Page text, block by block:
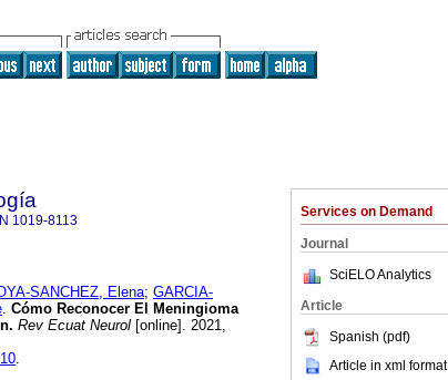
Services on Demand
Journal
SciELO Analytics
Article
Spanish (pdf)
Article in xml format
1019-8113
SANCHEZ, Elena; GARCIA-
. Cómo Reconocer El Meningioma
Rev Ecuat Neurol [online]. 2021,
.